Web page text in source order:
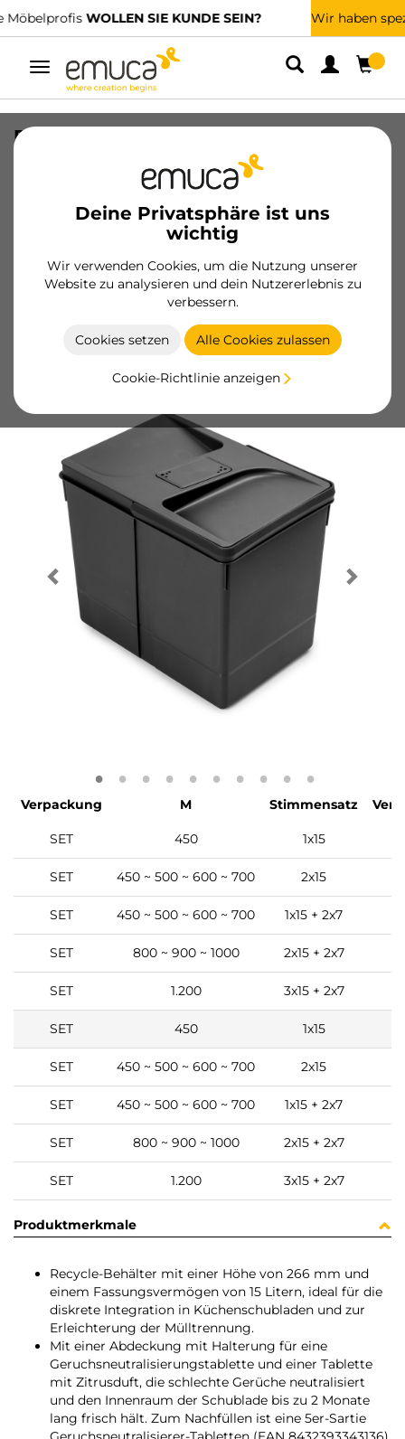
Wir haben spezialisierte Vertriebshändler. FINDEN SIE DEN NÄCHSTGELEGENEN
Umschaltbare
Navigation
Deine Privatsphäre ist uns
wichtig
Wir verwenden Cookies, um die Nutzung unserer
Website zu analysieren und dein Nutzererlebnis zu
verbessern.
Cookies setzen Alle Cookies zulassen
Cookie-Richtlinie anzeigen
Recycle-Küchenschubladenbehälter
mit geruchsdichtem Deckel, Höhe 266,
1x15Liter, Kunststoff, Schwarz
8259317/EAN 8432393358079
Wesentliche Produkte
Werden Sie Kunde
Verpackung M Stimmensatz
SET 450 1x15
SET 450 ~ 500 ~ 600 ~ 700 2x15
SET 450 ~ 500 ~ 600 ~ 700 1x15 + 2x7
SET 800 ~ 900 ~ 1000 2x15 + 2x7
SET 1.200 3x15 + 2x7
SET 450 1x15
SET 450 ~ 500 ~ 600 ~ 700 2x15
SET 450 ~ 500 ~ 600 ~ 700 1x15 + 2x7
SET 800 ~ 900 ~ 1000 2x15 + 2x7
SET 1.200 3x15 + 2x7
Produktmerkmale
Recycle-Behälter mit einer Höhe von 266 mm und
einem Fassungsvermögen von 15 Litern, ideal für die
diskrete Integration in Küchenschubladen und zur
Erleichterung der Mülltrennung.
Mit einer Abdeckung mit Halterung für eine
Geruchsneutralisierungstablette und einer Tablette
mit Zitrusduft, die schlechte Gerüche neutralisiert
und den Innenraum der Schublade bis zu 2 Monate
lang frisch hält. Zum Nachfüllen ist eine 5er-Sartie